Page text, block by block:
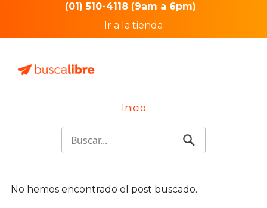
(01) 510-4118 (9am a 6pm)
Ir a la tienda
Inicio
No hemos encontrado el post buscado.